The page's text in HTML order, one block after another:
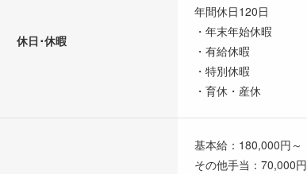
休日･休暇
年間休日120日
・年末年始休暇
・有給休暇
・特別休暇
・育休・産休
基本給：180,000円～
その他手当：70,000円